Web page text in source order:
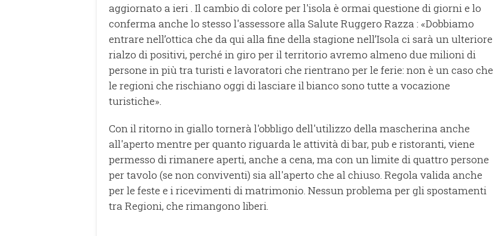
aggiornato a ieri . Il cambio di colore per l'isola è ormai questione di giorni e lo
conferma anche lo stesso l'assessore alla Salute Ruggero Razza : «Dobbiamo
entrare nell’ottica che da qui alla fine della stagione nell’Isola ci sarà un ulteriore
rialzo di positivi, perché in giro per il territorio avremo almeno due milioni di
persone in più tra turisti e lavoratori che rientrano per le ferie: non è un caso che
le regioni che rischiano oggi di lasciare il bianco sono tutte a vocazione
turistiche».
Con il ritorno in giallo tornerà l'obbligo dell'utilizzo della mascherina anche
all'aperto mentre per quanto riguarda le attività di bar, pub e ristoranti, viene
permesso di rimanere aperti, anche a cena, ma con un limite di quattro persone
per tavolo (se non conviventi) sia all'aperto che al chiuso. Regola valida anche
per le feste e i ricevimenti di matrimonio. Nessun problema per gli spostamenti
tra Regioni, che rimangono liberi.